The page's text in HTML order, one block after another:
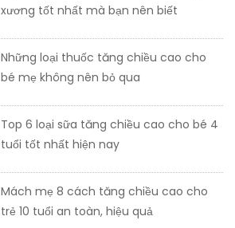
xương tốt nhất mà bạn nên biết
Những loại thuốc tăng chiều cao cho
bé mẹ không nên bỏ qua
Top 6 loại sữa tăng chiều cao cho bé 4
tuổi tốt nhất hiện nay
Mách mẹ 8 cách tăng chiều cao cho
trẻ 10 tuổi an toàn, hiệu quả